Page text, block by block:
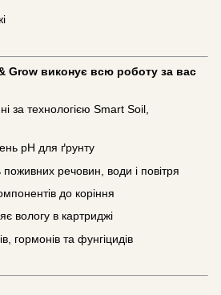
Grow виконує всю роботу за вас
за технологією Smart Soil,
pH для ґрунту
поживних речовин, води і повітря
до коріння
вологу в картриджі
гормонів та фунгіцидів